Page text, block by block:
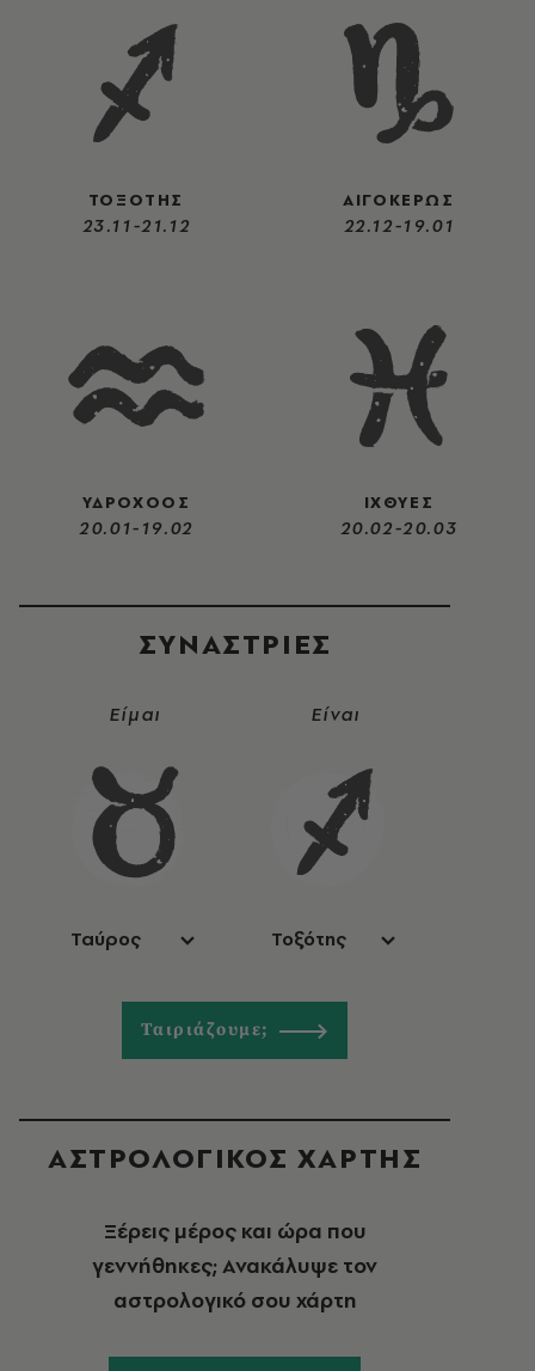
ΤΟΞΟΤΗΣ
23.11-21.12
ΑΙΓΟΚΕΡΩΣ
22.12-19.01
ΥΔΡΟΧΟΟΣ
20.01-19.02
ΙΧΘΥΕΣ
20.02-20.03
ΣΥΝΑΣΤΡIΕΣ
Είμαι
Ταύρος
Είναι
Τοξότης
Ταιριάζουμε;
ΑΣΤΡΟΛΟΓΙΚΟΣ ΧΑΡΤΗΣ
Ξέρεις μέρος και ώρα που
γεννήθηκες; Ανακάλυψε τον
αστρολογικό σου χάρτη